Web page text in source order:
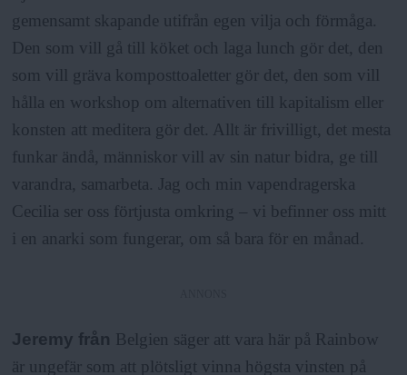
gemensamt skapande utifrån egen vilja och förmåga.
Den som vill gå till köket och laga lunch gör det, den
som vill gräva komposttoaletter gör det, den som vill
hålla en workshop om alternativen till kapitalism eller
konsten att meditera gör det. Allt är frivilligt, det mesta
funkar ändå, människor vill av sin natur bidra, ge till
varandra, samarbeta. Jag och min vapendragerska
Cecilia ser oss förtjusta omkring – vi befinner oss mitt
i en anarki som fungerar, om så bara för en månad.
Jeremy från Belgien säger att vara här på Rainbow
är ungefär som att plötsligt vinna högsta vinsten på